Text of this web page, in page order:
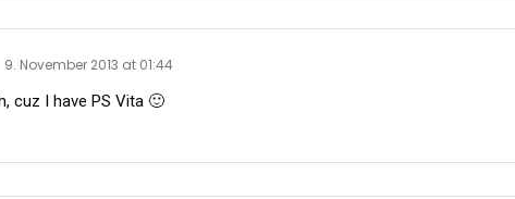
9. November 2013 at 01:44
cuz I have PS Vita 🙂